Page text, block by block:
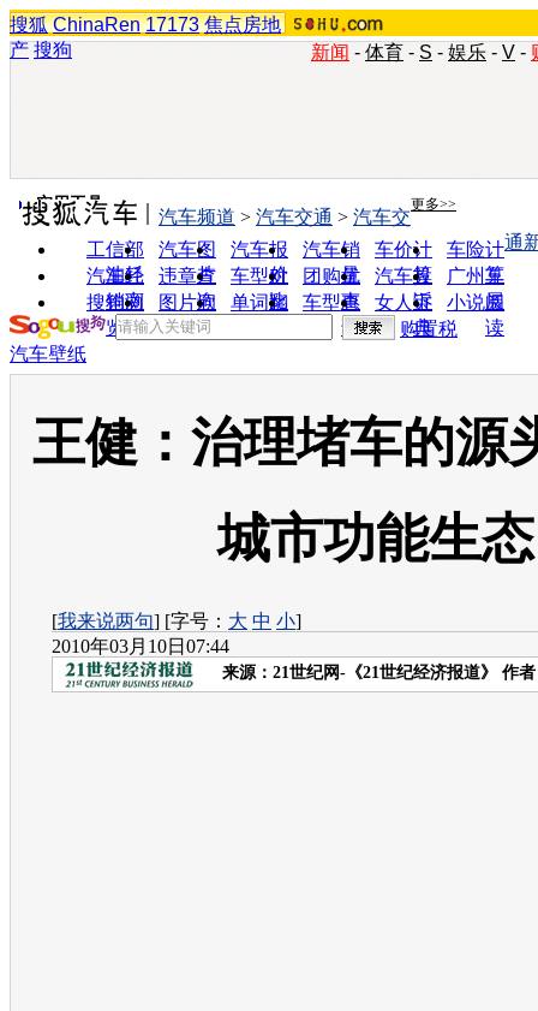
搜狐 ChinaRen 17173 焦点房地
产 搜狗 新闻 - 体育 - S - 娱乐 - V -
实用工具 更多>>
工信部
油耗
汽车图
片
汽车报
价
汽车销
量
车价计
算
车险计
算
汽车经
销商
违章查
询
车型对
比
团购优
惠
汽车投
诉
广州车
展
搜狗浏
览器
图片欣
赏
单词翻
车型查
询
女人宝
典
小说阅
读
汽车频道 > 汽车交通 > 汽车交
通
购置税
汽车壁纸
王健：治理堵车的源
城市功能生态
[我来说两句] [字号： 大 中 小]
2010年03月10日07:44
来源： 21世纪网-《21世纪经济报道》 作